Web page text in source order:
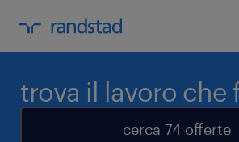
trova il lavoro che
cerca 74 offerte